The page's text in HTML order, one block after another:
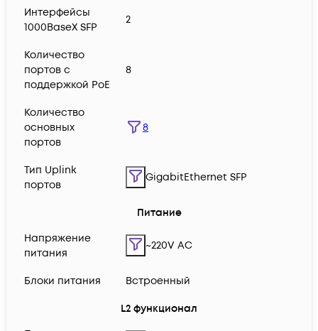
Интерфейсы
1000BaseX SFP
2
Количество
портов с
поддержкой PoE
8
Количество
основных
портов
8
Тип Uplink
портов
GigabitEthernet SFP
Питание
Напряжение
питания
~220V AC
Блоки питания Встроенный
L2 функционал